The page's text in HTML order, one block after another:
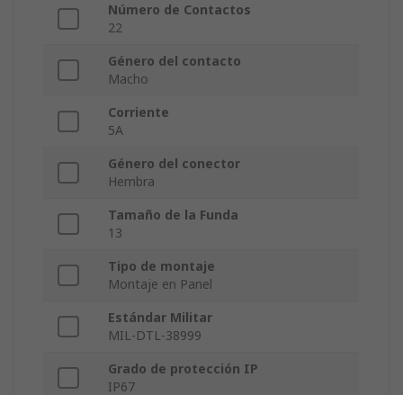
Número de Contactos
22
Género del contacto
Macho
Corriente
5A
Género del conector
Hembra
Tamaño de la Funda
13
Tipo de montaje
Montaje en Panel
Estándar Militar
MIL-DTL-38999
Grado de protección IP
IP67